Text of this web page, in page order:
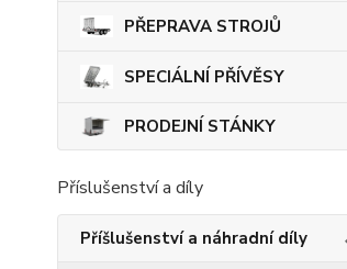
PŘEPRAVA STROJŮ
SPECIÁLNÍ PŘÍVĚSY
PRODEJNÍ STÁNKY
Příslušenství a díly
Příšlušenství a náhradní díly